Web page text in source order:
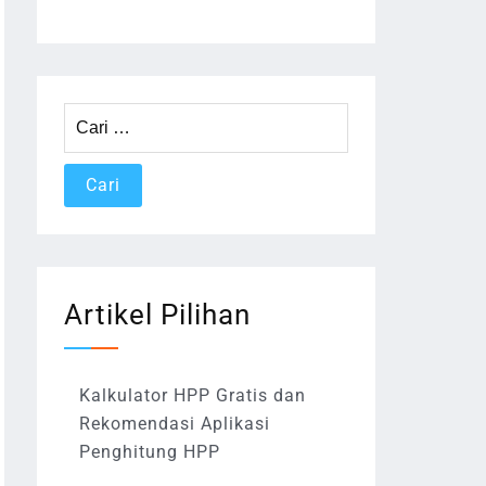
untuk:
Artikel Pilihan
Kalkulator HPP Gratis dan
Rekomendasi Aplikasi
Penghitung HPP